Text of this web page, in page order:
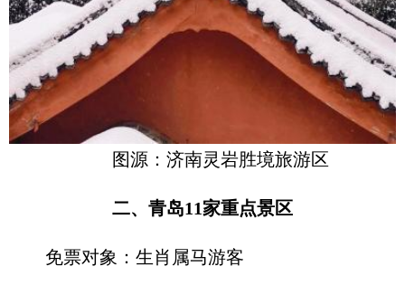
图源：济南灵岩胜境旅游区
二、青岛11家重点景区
免票对象：生肖属马游客